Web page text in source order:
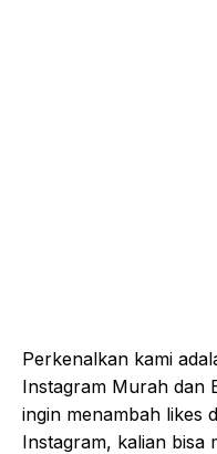
Perkenalkan kami
Instagram Murah dan
ingin menambah likes
Instagram, kalian bisa